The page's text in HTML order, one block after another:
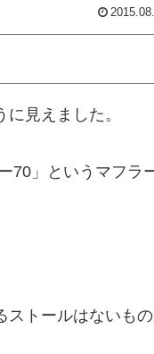
見えました。
70」というマフラ
トールはないも